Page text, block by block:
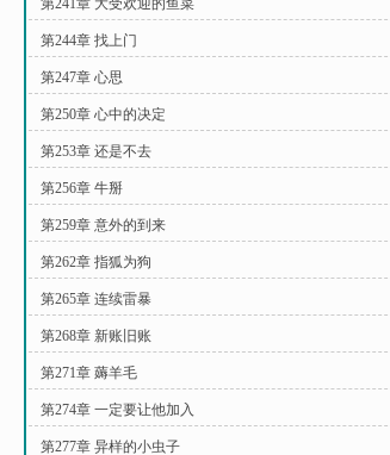
第241章 大受欢迎的鱼菜
第244章 找上门
第247章 心思
第250章 心中的决定
第253章 还是不去
第256章 牛掰
第259章 意外的到来
第262章 指狐为狗
第265章 连续雷暴
第268章 新账旧账
第271章 薅羊毛
第274章 一定要让他加入
第277章 异样的小虫子